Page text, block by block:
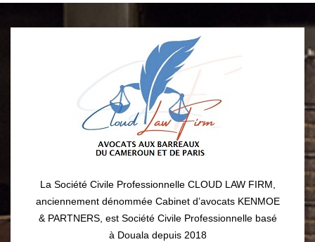
La Société Civile Professionnelle CLOUD LAW FIRM,
anciennement dénommée Cabinet d’avocats KENMOE
& PARTNERS, est Société Civile Professionnelle basé
à Douala depuis 2018